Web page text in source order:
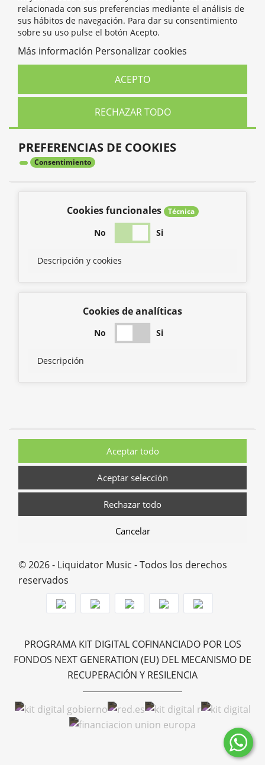
relacionada con sus preferencias mediante el análisis de
sus hábitos de navegación. Para dar su consentimiento
sobre su uso pulse el botón Acepto.
Más información Personalizar cookies
RECHAZAR TODO
ACEPTO
PREFERENCIAS DE COOKIES
Consentimiento
Cookies funcionales Técnica
No Si
Descripción y cookies
Cookies de analíticas
No Si
Descripción
Cancelar
Rechazar todo
Aceptar selección
Aceptar todo
© 2026 - Liquidator Music - Todos los derechos
reservados
PROGRAMA KIT DIGITAL COFINANCIADO POR LOS
FONDOS NEXT GENERATION (EU) DEL MECANISMO DE
RECUPERACIÓN Y RESILENCIA